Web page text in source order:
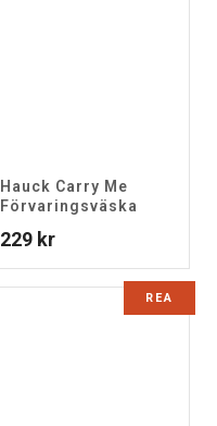
Hauck Carry Me
Förvaringsväska
229 kr
REA